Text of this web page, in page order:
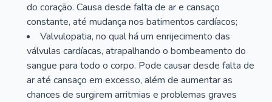
do coração. Causa desde falta de ar e cansaço
constante, até mudança nos batimentos cardíacos;
Valvulopatia, no qual há um enrijecimento das
válvulas cardíacas, atrapalhando o bombeamento do
sangue para todo o corpo. Pode causar desde falta de
ar até cansaço em excesso, além de aumentar as
chances de surgirem arritmias e problemas graves